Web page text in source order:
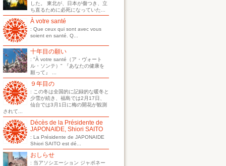
した。 東北が、日本が傷つき、立
ち直るために必死になっていた...
À votre santé
: Que ceux qui sont avec vous
soient en santé. Q...
十年目の願い
: "À votre santé（ア・ヴォート
ル・ソンテ）" 『あなたの健康を
願って』 ...
９年目の
: この冬は全国的に記録的な暖冬と
少雪が続き、福島では2月17日、
仙台では3月1日に梅の開花が観測
されて...
Décès de la Présidente de
JAPONAIDE, Shiori SAITO
: La Présidente de JAPONAIDE
Shiori SAITO est dé...
おしらせ
: 当アソシエーション ジャポネー